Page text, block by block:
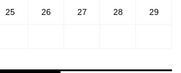
25 26 27 28 29
《典藏音樂文化遺產：UCLA 民族